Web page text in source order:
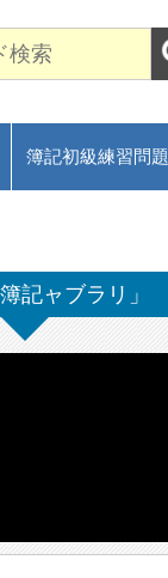
信講座～
ム
簿記初級練習問題
記ャブラリ」